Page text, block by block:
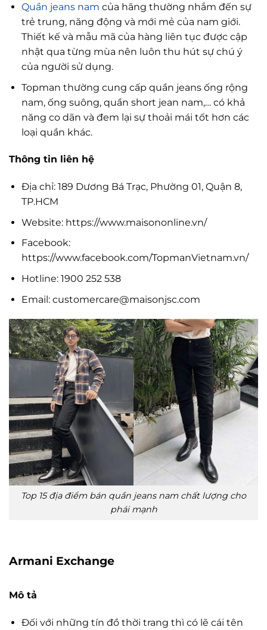
Quần jeans nam của hãng thường nhắm đến sự
trẻ trung, năng động và mới mẻ của nam giới.
Thiết kế và mẫu mã của hàng liên tục được cập
nhật qua từng mùa nên luôn thu hút sự chú ý
của người sử dụng.
Topman thường cung cấp quần jeans ống rộng
nam, ống suông, quần short jean nam,… có khả
năng co dãn và đem lại sự thoải mái tốt hơn các
loại quần khác.
Thông tin liên hệ
Địa chỉ: 189 Dương Bá Trạc, Phường 01, Quận 8,
TP.HCM
Website: https://www.maisononline.vn/
Facebook:
https://www.facebook.com/TopmanVietnam.vn/
Hotline: 1900 252 538
Email: customercare@maisonjsc.com
Top 15 địa điểm bán quần jeans nam chất lượng cho
phái mạnh
Armani Exchange
Mô tả
Đối với những tín đồ thời trang thì có lẽ cái tên